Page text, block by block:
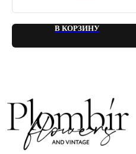
В КОРЗИНУ